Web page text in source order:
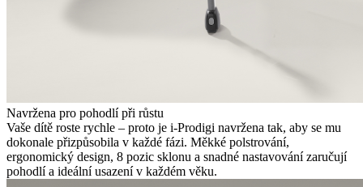
Navržena pro pohodlí při růstu
Vaše dítě roste rychle – proto je i-Prodigi navržena tak, aby se mu
dokonale přizpůsobila v každé fázi. Měkké polstrování,
ergonomický design, 8 pozic sklonu a snadné nastavování zaručují
pohodlí a ideální usazení v každém věku.